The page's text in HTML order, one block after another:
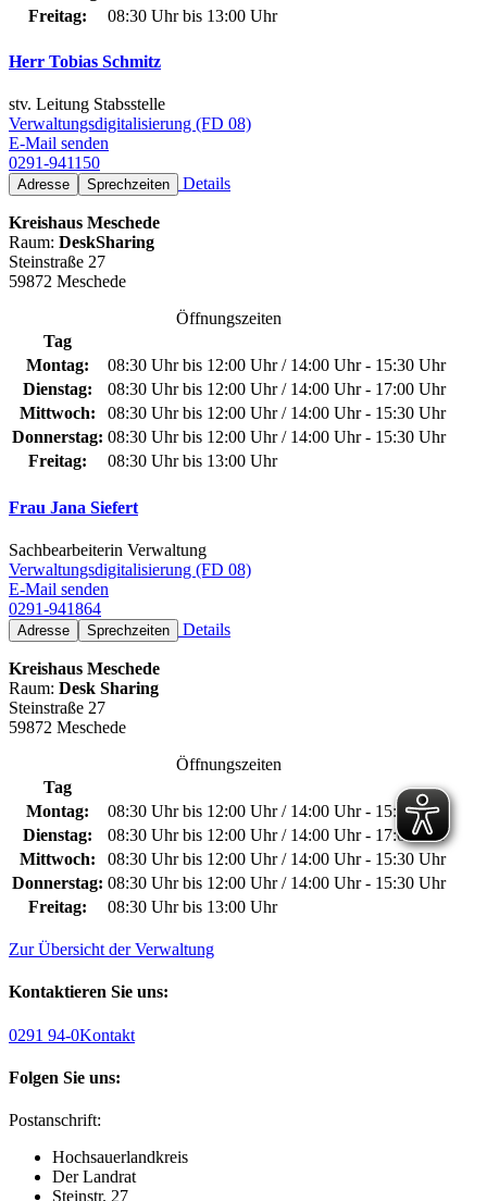
Freitag:
08:30 Uhr bis 13:00 Uhr
Herr Tobias Schmitz
stv. Leitung Stabsstelle
Verwaltungsdigitalisierung (FD 08)
E-Mail senden
0291-941150
Adresse Sprechzeiten Details
Kreishaus Meschede
Raum: DeskSharing
Steinstraße 27
59872 Meschede
Öffnungszeiten
Tag
Montag:
08:30 Uhr bis 12:00 Uhr / 14:00 Uhr - 15:30 Uhr
Dienstag:
08:30 Uhr bis 12:00 Uhr / 14:00 Uhr - 17:00 Uhr
Mittwoch:
08:30 Uhr bis 12:00 Uhr / 14:00 Uhr - 15:30 Uhr
Donnerstag: 08:30 Uhr bis 12:00 Uhr / 14:00 Uhr - 15:30 Uhr
Freitag:
08:30 Uhr bis 13:00 Uhr
Frau Jana Siefert
Sachbearbeiterin Verwaltung
Verwaltungsdigitalisierung (FD 08)
E-Mail senden
0291-941864
Adresse Sprechzeiten Details
Kreishaus Meschede
Raum: Desk Sharing
Steinstraße 27
59872 Meschede
Öffnungszeiten
Tag
Montag:
08:30 Uhr bis 12:00 Uhr / 14:00 Uhr - 15:30 Uhr
Dienstag:
08:30 Uhr bis 12:00 Uhr / 14:00 Uhr - 17:00 Uhr
Mittwoch:
08:30 Uhr bis 12:00 Uhr / 14:00 Uhr - 15:30 Uhr
Donnerstag: 08:30 Uhr bis 12:00 Uhr / 14:00 Uhr - 15:30 Uhr
Freitag:
08:30 Uhr bis 13:00 Uhr
Zur Übersicht der Verwaltung
Kontaktieren Sie uns:
0291 94-0Kontakt
Folgen Sie uns:
Postanschrift:
Hochsauerlandkreis
Der Landrat
Steinstr. 27